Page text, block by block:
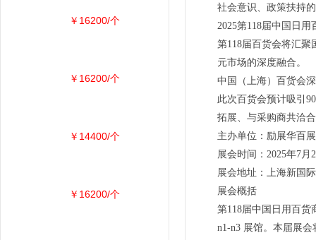
社会意识、政策扶持
2025第118届中国日
第118届百货会将汇聚
元市场的深度融合。
中国（上海）百货会
此次百货会预计吸引
拓展、与采购商共洽
主办单位：励展华百
展会时间：2025年7月
展会地址：上海新国
展会概括
第118届中国日用百货
n1-n3 展馆。本届展
￥16200/个
￥16200/个
￥14400/个
￥16200/个